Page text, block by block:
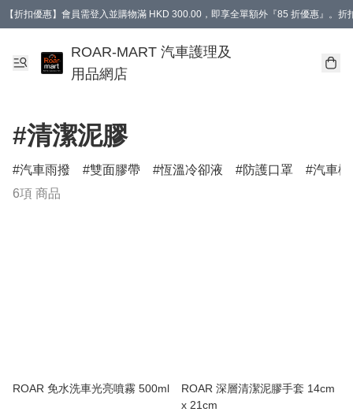
【折扣優惠】會員需登入並購物滿 HKD 300.00，即享全單額外『85 折優惠』。
【會員禮遇】會員消費滿 HKD 400.00，即可獲贈【德國LIQUI MOLY 汽車風口香
ROAR-MART 汽車護理及
用品網店
#清潔泥膠
汽車雨撥 雙面膠帶 恆溫冷卻液 防護口罩
汽車機
6項 商品
ROAR 免水洗車光亮噴霧 500ml
ROAR 深層清潔泥膠手套 14cm
x 21cm